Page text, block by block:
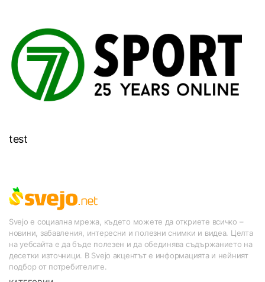
test
Svejo е социална мрежа, където можете да откриете всичко –
новини, забавления, интересни и полезни снимки и видеа. Целта
на уебсайта е да бъде полезен и да обединява съдържанието на
десетки източници. В Svejo акцентът е информацията и нейният
подбор от потребителите.